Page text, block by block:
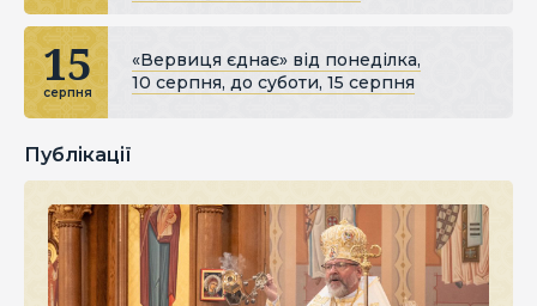
15
серпня
«Вервиця єднає» від понеділка,
10 серпня, до суботи, 15 серпня
Публікації